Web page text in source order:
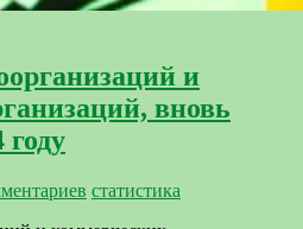
и
вновь
году
статистика